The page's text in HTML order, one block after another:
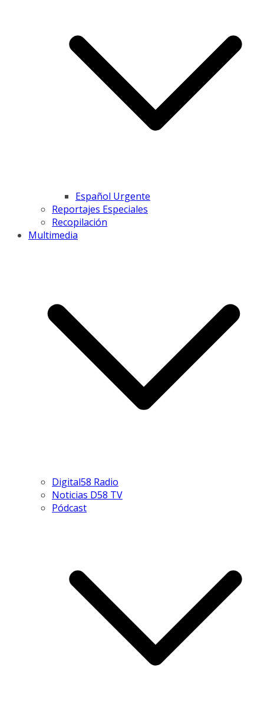
Español Urgente
Reportajes Especiales
Recopilación
Multimedia
Digital58 Radio
Noticias D58 TV
Pódcast